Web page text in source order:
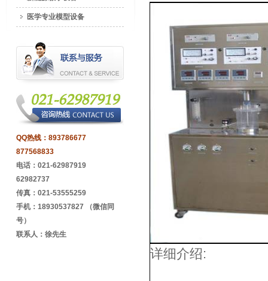
详细介绍:
医学专业模型设备
QQ热线： 893786677
877568833
电话：021-62987919
62982737
传真：021-53555259
手机：18930537827 （微信同
号）
联系人：徐先生